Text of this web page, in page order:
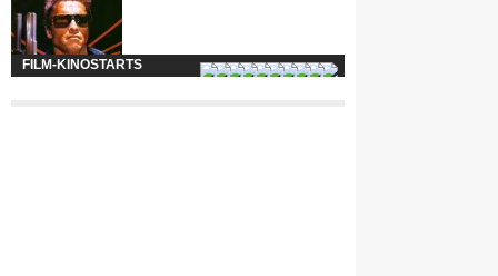
FILM-KINOSTARTS